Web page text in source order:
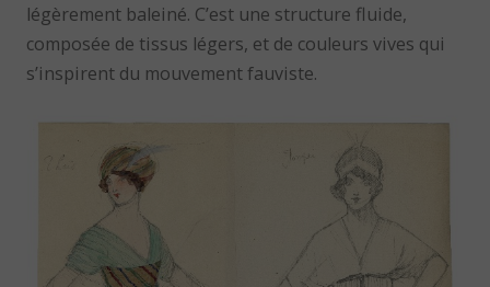
légèrement baleiné. C’est une structure fluide,
composée de tissus légers, et de couleurs vives qui
s’inspirent du mouvement fauviste.